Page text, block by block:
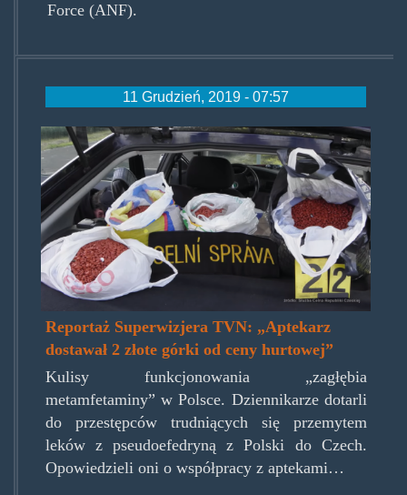
Force (ANF).
11 Grudzień, 2019 - 07:57
worypseudoefki.png
Reportaż Superwizjera TVN: „Aptekarz
dostawał 2 złote górki od ceny hurtowej”
Kulisy funkcjonowania „zagłębia
metamfetaminy” w Polsce. Dziennikarze dotarli
do przestępców trudniących się przemytem
leków z pseudoefedryną z Polski do Czech.
Opowiedzieli oni o współpracy z aptekami…